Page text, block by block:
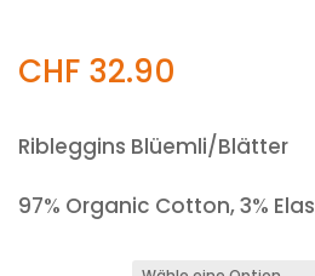
CHF32.90
Ribleggins Blüemli/Blätter
97% Organic Cotton, 3%